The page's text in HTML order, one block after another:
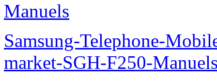
Manuels
Samsung-Telephone-
market-SGH-F250-